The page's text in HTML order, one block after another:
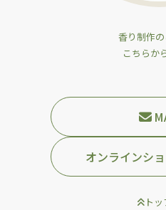
香り制作
こちらか
オンラインシ
ト